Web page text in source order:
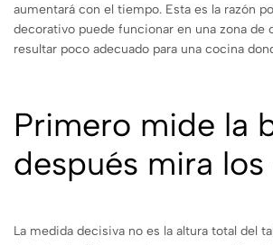
aumentará con el tiempo. Esta es la razón
decorativo puede funcionar en una zona de
resultar poco adecuado para una cocina
Primero mide la
después mira
La medida decisiva no es la altura total del